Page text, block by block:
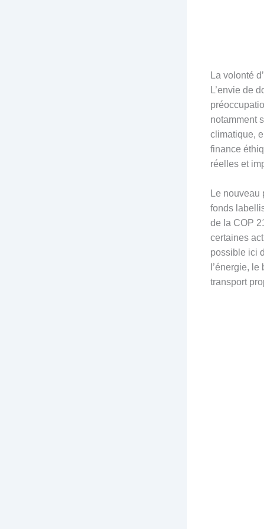
La volonté
L’envie de
notamment
climatique,
finance
réelles et
Le
fonds
de la COP
certaines
possible ici
l’énergie,
transport